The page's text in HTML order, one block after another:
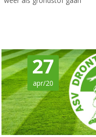
27
apr/20